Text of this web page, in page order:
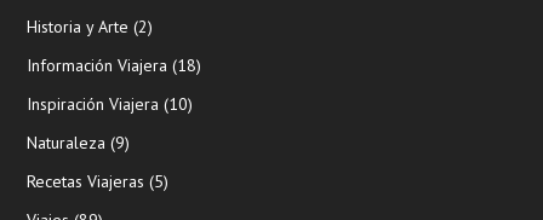
Historia y Arte (2)
Información Viajera (18)
Inspiración Viajera (10)
Naturaleza (9)
Recetas Viajeras (5)